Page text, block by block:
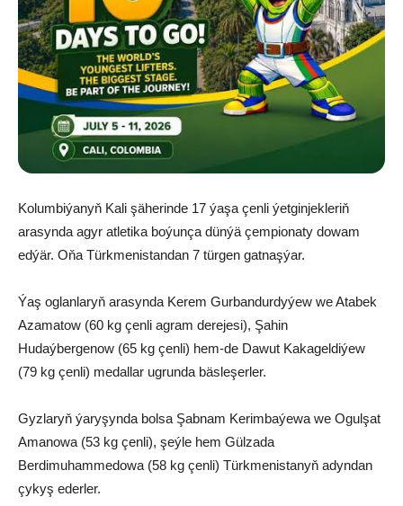
Kolumbiýanyň Kali şäherinde 17 ýaşa çenli ýetginjekleriň
arasynda agyr atletika boýunça dünýä çempionaty dowam
edýär. Oňa Türkmenistandan 7 türgen gatnaşýar.
Ýaş oglanlaryň arasynda Kerem Gurbandurdyýew we Atabek
Azamatow (60 kg çenli agram derejesi), Şahin
Hudaýbergenow (65 kg çenli) hem-de Dawut Kakageldiýew
(79 kg çenli) medallar ugrunda bäsleşerler.
Gyzlaryň ýaryşynda bolsa Şabnam Kerimbaýewa we Ogulşat
Amanowa (53 kg çenli), şeýle hem Gülzada
Berdimuhammedowa (58 kg çenli) Türkmenistanyň adyndan
çykyş ederler.